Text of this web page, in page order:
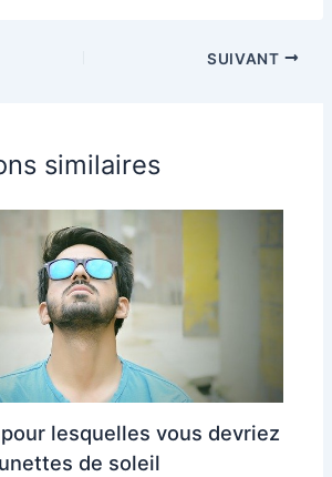
SUIVANT
similaires
lesquelles vous devriez
de soleil